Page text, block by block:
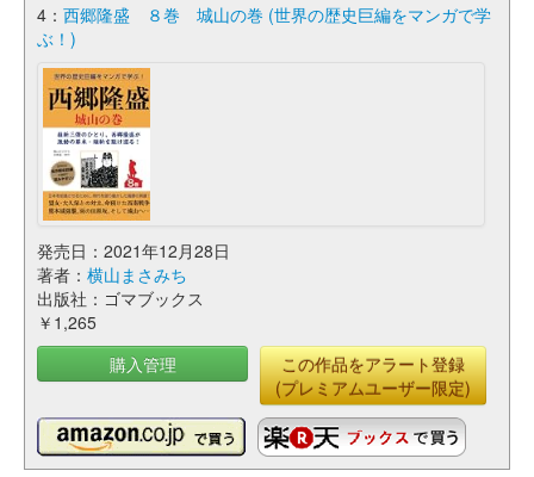
4： 西郷隆盛 ８巻 城山の巻 (世界の歴史巨編をマンガで学
ぶ！)
発売日：2021年12月28日
著者： 横山まさみち
出版社：ゴマブックス
￥1,265
購入管理
この作品をアラート登録
(プレミアムユーザー限定)